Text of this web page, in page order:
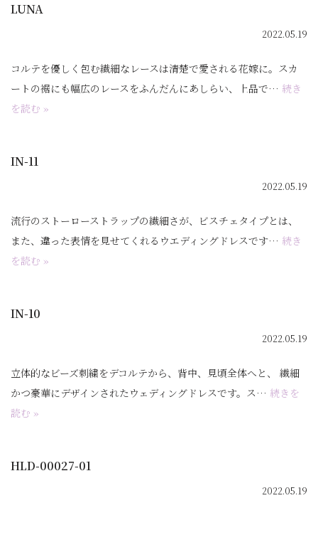
LUNA
2022.05.19
コルテを優しく包む繊細なレースは清楚で愛される花嫁に。スカ
ートの裾にも幅広のレースをふんだんにあしらい、上品で… 続き
を読む »
IN-11
2022.05.19
流行のストーローストラップの繊細さが、ビスチェタイプとは、
また、違った表情を見せてくれるウエディングドレスです… 続き
を読む »
IN-10
2022.05.19
立体的なビーズ刺繍をデコルテから、背中、見頃全体へと、 繊細
かつ豪華にデザインされたウェディングドレスです。ス… 続きを
読む »
HLD-00027-01
2022.05.19